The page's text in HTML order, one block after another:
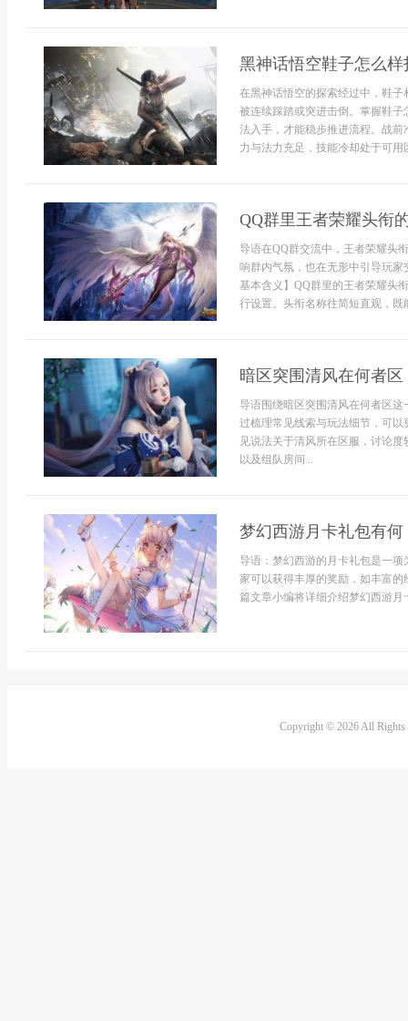
黑神话悟空鞋子怎么样
在黑神话悟空的探索经过中，鞋
被连续踩踏或突进击倒。掌握鞋
法入手，才能稳步推进流程。战
力与法力充足，技能冷却处于可用
QQ群里王者荣耀头衔
导语在QQ群交流中，王者荣耀头
响群内气氛，也在无形中引导玩
基本含义】QQ群里的王者荣耀头
行设置。头衔名称往简短直观，
暗区突围清风在何者区
导语围绕暗区突围清风在何者区
过梳理常见线索与玩法细节，可
见说法关于清风所在区服，讨论
以及组队房间...
梦幻西游月卡礼包有
导语：梦幻西游的月卡礼包是一
家可以获得丰厚的奖励，如丰富
篇文章小编将详细介绍梦幻西游
Copyright © 2026 All